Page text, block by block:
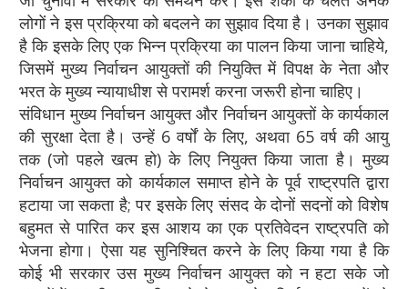
लोगों ने इस प्रक्रिया को बदलने का सुझाव दिया है। उनका सुझाव
है कि इसके लिए एक भिन्न प्रक्रिया का पालन किया जाना चाहिये,
जिसमें मुख्य निर्वाचन आयुक्तों की नियुक्ति में विपक्ष के नेता और
भरत के मुख्य न्यायाधीश से परामर्श करना जरूरी होना चाहिए।
संविधान मुख्य निर्वाचन आयुक्त और निर्वाचन आयुक्तों के कार्यकाल
की सुरक्षा देता है। उन्हें 6 वर्षों के लिए, अथवा 65 वर्ष की आयु
तक (जो पहले खत्म हो) के लिए नियुक्त किया जाता है। मुख्य
निर्वाचन आयुक्त को कार्यकाल समाप्त होने के पूर्व राष्ट्रपति द्वारा
हटाया जा सकता है; पर इसके लिए संसद के दोनों सदनों को विशेष
बहुमत से पारित कर इस आशय का एक प्रतिवेदन राष्ट्रपति को
भेजना होगा। ऐसा यह सुनिश्चित करने के लिए किया गया है कि
कोई भी सरकार उस मुख्य निर्वाचन आयुक्त को न हटा सके जो